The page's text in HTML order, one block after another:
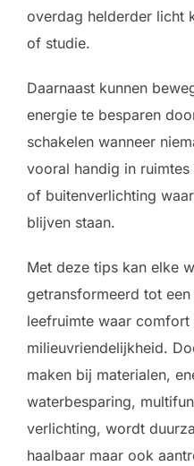
overdag helderder licht
of studie.
Daarnaast kunnen
energie te besparen
schakelen wanneer
vooral handig in
of buitenverlichting
blijven staan.
Met deze tips kan elke
getransformeerd tot
leefruimte waar
milieuvriendelijkheid.
maken bij materialen,
waterbesparing,
verlichting, wordt
haalbaar maar ook